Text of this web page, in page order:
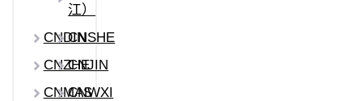
江）
CNDINCNSHE
CNZHE
CNJIN
CNMAS
CNWXI